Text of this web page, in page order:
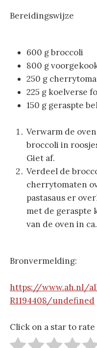
Bereidingswijze
600 g broccoli
800 g
250 g
225 g koelverse
150 g geraspte
Verwarm de
broccoli in
Giet af.
Verdeel de
cherrytomaten
pastasaus er
met de geraspte
van de oven in
Bronvermelding:
https://www.ah.nl/
R1194408/undefined
Click on a star to rate